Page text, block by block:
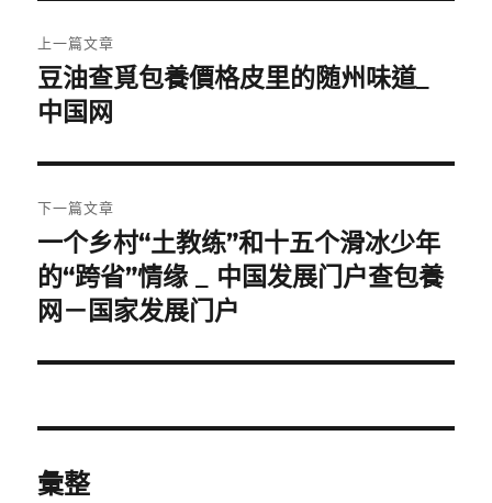
章
導
覽
上一篇文章
上
一
文
章:
豆油查覓包養價格皮里的随州味道_
中国网
下一篇文章
下
一
篇
章:
一个乡村“土教练”和十五个滑冰少年
的“跨省”情缘 _ 中国发展门户查包養
网－国家发展门户
彙整